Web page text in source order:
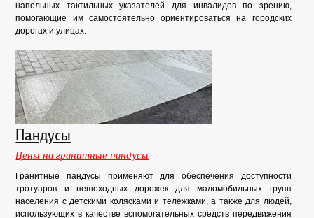
напольных тактильных указателей для инвалидов по зрению,
помогающие им самостоятельно ориентироваться на городских
дорогах и улицах.
Пандусы
Цены на гранитные пандусы
Гранитные пандусы применяют для обеспечения доступности
тротуаров и пешеходных дорожек для маломобильных групп
населения с детскими колясками и тележками, а также для людей,
использующих в качестве вспомогательных средств передвижения